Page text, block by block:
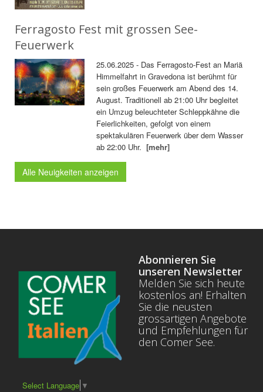
Ferragosto Fest mit grossen See-
Feuerwerk
25.06.2025 - Das Ferragosto-Fest an Mariä
Himmelfahrt in Gravedona ist berühmt für
sein großes Feuerwerk am Abend des 14.
August. Traditionell ab 21:00 Uhr begleitet
ein Umzug beleuchteter Schleppkähne die
Feierlichkeiten, gefolgt von einem
spektakulären Feuerwerk über dem Wasser
ab 22:00 Uhr.[mehr]
Alle Neuigkeiten anzeigen
Select Language ▼
Abonnieren Sie
unseren Newsletter
Melden Sie sich heute
kostenlos an! Erhalten
Sie die neusten
grossartigen Angebote
und Empfehlungen für
den Comer See.